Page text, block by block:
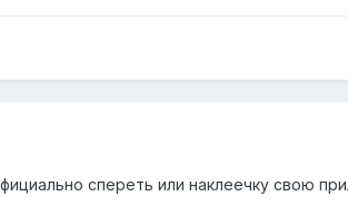
спереть или наклеечку свою